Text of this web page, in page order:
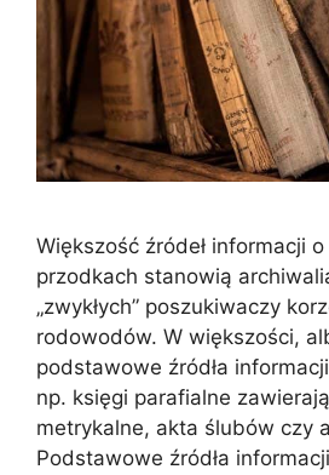
Większość źródeł informacji o
przodkach stanowią
„zwykłych” poszukiwaczy
rodowodów. W większości,
podstawowe źródła
np. księgi parafialne
metrykalne, akta ślubów czy
Podstawowe źródła